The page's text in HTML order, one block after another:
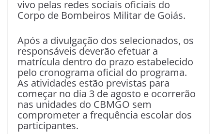
vivo pelas redes sociais oficiais do
Corpo de Bombeiros Militar de Goiás.
Após a divulgação dos selecionados, os
responsáveis deverão efetuar a
matrícula dentro do prazo estabelecido
pelo cronograma oficial do programa.
As atividades estão previstas para
começar no dia 3 de agosto e ocorrerão
nas unidades do CBMGO sem
comprometer a frequência escolar dos
participantes.